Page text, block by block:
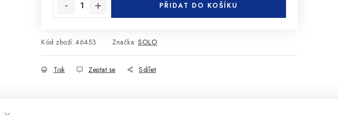
PŘIDAT DO KOŠÍKU
Kód zboží: 46453 Značka: SOLO
Tisk Zeptat se Sdílet